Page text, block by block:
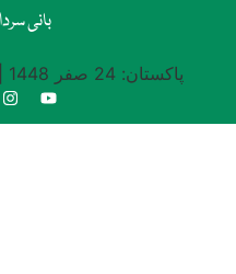
بانی
پاکستان: 24 صفر 1448